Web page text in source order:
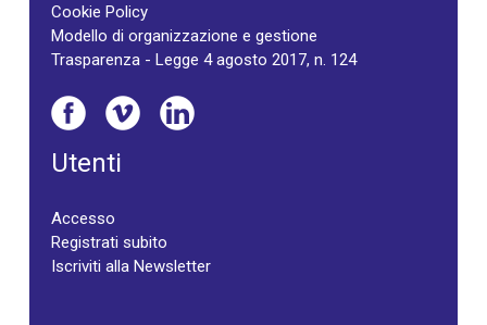
Cookie Policy
Modello di organizzazione e gestione
Trasparenza - Legge 4 agosto 2017, n. 124
Utenti
Accesso
Registrati subito
Iscriviti alla Newsletter